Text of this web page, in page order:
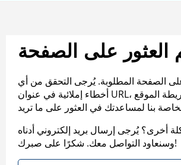
العثور على الصفحة
الصفحة المطلوبة. يُرجى التحقق من أي
أخطاء إملائية في عنوان URL، أو عرض خريطة الموقع
أخرى؟ يُرجى إرسال بريد إلكتروني أدناه
وسنعاود التواصل معك. شكرًا على صبرك!